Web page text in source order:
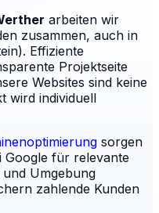
arbeiten wir
zusammen, auch in
Effiziente
Projektseite
Websites sind keine
wird individuell
sorgen
Google für relevante
und Umgebung
zahlende Kunden